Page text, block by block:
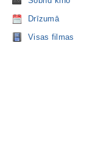
Drīzumā
Visas filmas